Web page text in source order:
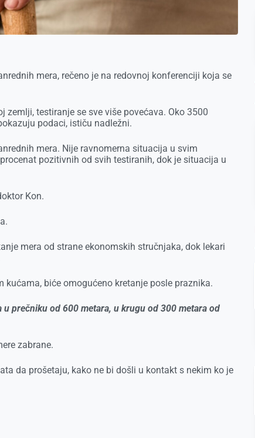
mera, rečeno je na redovnoj konferenciji koja se
testiranje se sve više povećava. Oko 3500
podaci, ističu nadležni.
mera. Nije ravnomerna situacija u svim
pozitivnih od svih testiranih, dok je situacija u
Kon.
mera od strane ekonomskih stručnjaka, dok lekari
biće omogućeno kretanje posle praznika.
prečniku od 600 metara, u krugu od 300 metara od
zabrane.
da prošetaju, kako ne bi došli u kontakt s nekim ko je